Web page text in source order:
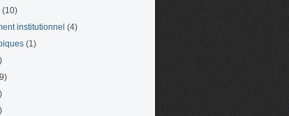
(10)
institutionnel (4)
(1)